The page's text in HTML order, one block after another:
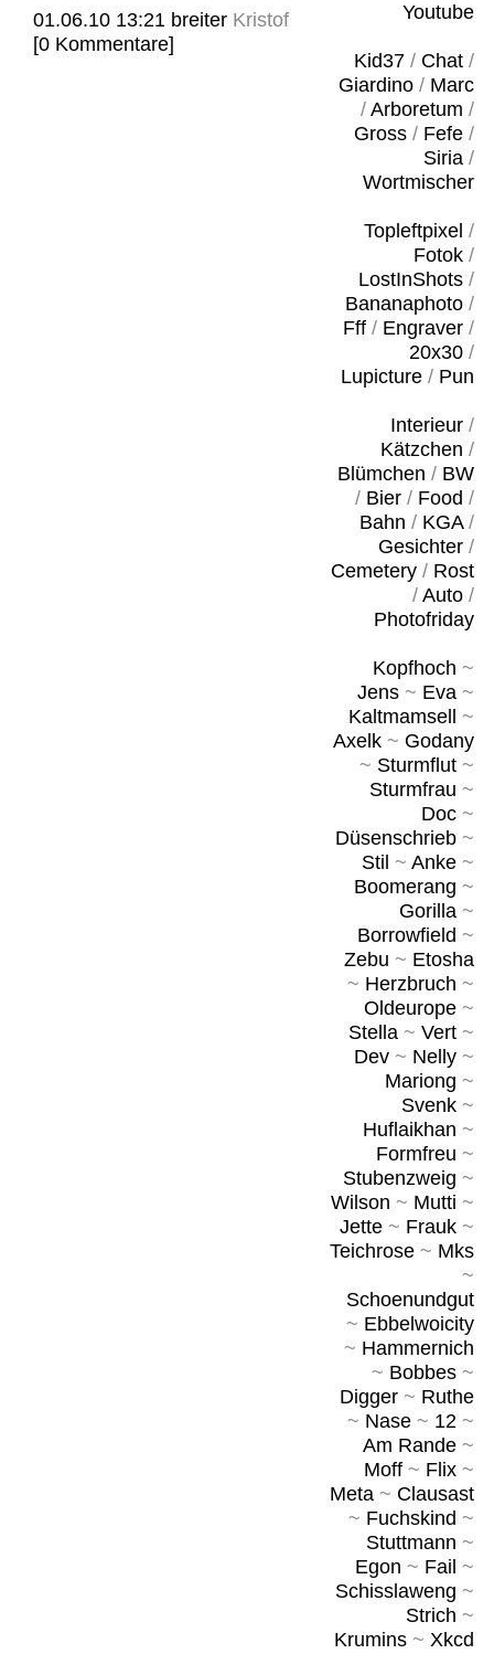
Youtube
Kid37/ Chat/
Giardino/ Marc
/ Arboretum /
Gross/ Fefe/
Siria/
Wortmischer
Topleftpixel /
Fotok/
LostInShots/
Bananaphoto/
Fff/ Engraver/
20x30/
Lupicture/ Pun
Interieur/
Kätzchen /
Blümchen / BW
/ Bier/ Food /
Bahn / KGA/
Gesichter/
Cemetery/ Rost
/ Auto/
Photofriday
Kopfhoch ~
Jens~ Eva~
Kaltmamsell
~
Axelk~ Godany
~ Sturmflut~
Sturmfrau ~
Doc~
Düsenschrieb~
Stil ~ Anke~
Boomerang ~
Gorilla~
Borrowfield ~
Zebu ~ Etosha
~ Herzbruch ~
Oldeurope~
Stella~ Vert~
Dev~ Nelly~
Mariong ~
Svenk~
Huflaikhan ~
Formfreu ~
Stubenzweig ~
Wilson ~ Mutti ~
Jette~ Frauk~
Teichrose~ Mks
~
Schoenundgut
~ Ebbelwoicity
~ Hammernich
~ Bobbes~
Digger~ Ruthe
~ Nase~ 12~
Am Rande~
Moff~ Flix~
Meta~ Clausast
~ Fuchskind ~
Stuttmann ~
Egon ~ Fail ~
Schisslaweng ~
Strich ~
Krumins~ Xkcd
01.06.10 13:21 breiter Kristof
[0 Kommentare]